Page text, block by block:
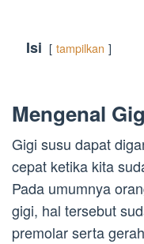
Isi tampilkan
Mengenal
Gigi susu dapat
cepat ketika kita
Pada umumnya
gigi, hal tersebut
premolar serta